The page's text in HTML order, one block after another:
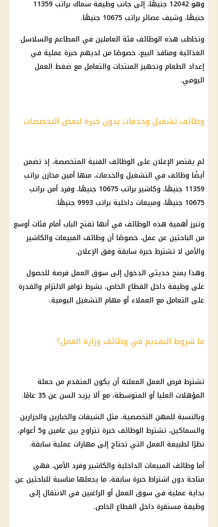
وهو 12042 جنيهًا، إلى جانب وظيفة سماك براتب 11359
جنيهًا، وشيف عصائر براتب 10675 جنيهًا.
وتخاطب هذه الوظائف فئة العاملين في المطاعم والسلاسل
الغذائية ومنافذ البيع، خصوصًا من لديهم خبرة عملية في
إعداد الطعام وتجهيز المنتجات والتعامل مع ضغط العمل
اليومي.
وظائف تشغيل وخدمات بدون خبرة لبعض التخصصات
لم يقتصر الإعلان على الوظائف الفنية المتخصصة، إذ تضمن
أيضًا وظائف في التشغيل والخدمات، منها أمين مخازن براتب
11359 جنيهًا، وكاشير براتب 10675 جنيهًا، وفرد أمن براتب
10675 جنيهًا، ومبيعات
داخلية براتب 9993 جنيهًا.
وتبرز أهمية هذه الوظائف في أنها تفتح الباب أمام فئات أوسع
من الباحثين عن عمل، خصوصًا أن وظائف المبيعات والكاشير
والأمن لا تشترط خبرة سابقة وفق الإعلان.
وهذا يمنح حديثي الدخول إلى سوق العمل فرصة للحصول
على وظيفة داخل القطاع الخاص، بشرط توافر الالتزام والقدرة
على التعامل مع العملاء أو مهام التشغيل اليومية.
ما شروط التقديم في وظائف وزارة العمل؟
تشترط فرص العمل المعلنة أن يكون المتقدم من حملة
المؤهلات العليا أو المتوسطة، مع ألا يزيد السن عن 35 عامًا.
وبالنسبة للمهن التخصصية، مثل الشيفات والخبازين والجزارين
والسماكين، تشترط الوظائف خبرة تتراوح بين عامين و5 أعوام،
نظرًا لطبيعة العمل التي تحتاج إلى مهارات عملية سابقة.
أما وظائف المبيعات الداخلية والكاشير وفرد الأمن، فهي
متاحة دون اشتراط خبرة سابقة، ما يجعلها مناسبة للباحثين عن
بداية عملية في سوق العمل أو الراغبين في الانتقال إلى
وظيفة مستقرة داخل القطاع الخاص.